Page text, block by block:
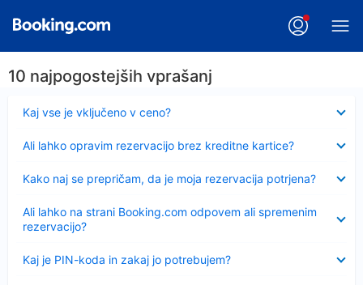
10 najpogostejših vprašanj
Kaj vse je vključeno v ceno?
Ali lahko opravim rezervacijo brez kreditne kartice?
Kako naj se prepričam, da je moja rezervacija potrjena?
Ali lahko na strani Booking.com odpovem ali spremenim
rezervacijo?
Kaj je PIN-koda in zakaj jo potrebujem?